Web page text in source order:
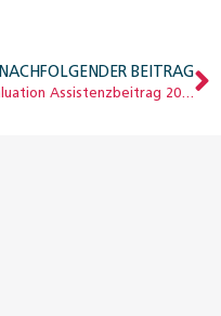
NACHFOLGENDER BEITRAG
Evaluation Assistenzbeitrag 2012–2016